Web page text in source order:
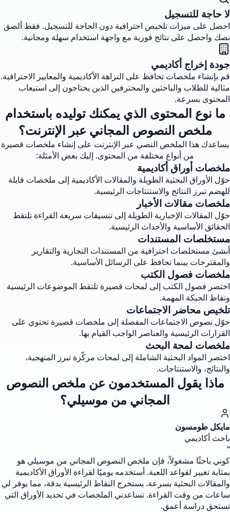
لا حاجة للتسجيل
احصل على ميزات تلخيص احترافية دون الحاجة للتسجيل. فقط ألصق
نصك واحصل على نتائج فورية مع واجهة استخدام سهلة ومجانية.
جودة إخراج أكاديمي
قم بإنشاء ملخصات تحافظ على النزاهة الأكاديمية والمعايير الاحترافية.
مثالية للطلاب والباحثين والمحترفين الذين يحتاجون إلى استيعاب
المحتوى بسرعة.
ما نوع المحتوى الذي يمكنك توليده باستخدام
ملخص النصوص المجاني عبر الإنترنت؟
يساعدك هذا الملخص النصي عبر الإنترنت على إنشاء ملخصات قصيرة
من أنواع مختلفة من المحتوى. إليك بعض الأمثلة:
ملخصات أوراق أكاديمية
حوّل الأوراق البحثية الطويلة والمقالات الأكاديمية إلى ملخصات قابلة
للهضم تبرز النتائج والاستنتاجات الرئيسية.
ملخصات مقالات الأخبار
حوّل المقالات الإخبارية الطويلة إلى تنسيقات سريعة القراءة تلتقط
الحقائق الأساسية والأحداث الرئيسية.
مستخلصات المستندات
أنشئ مستخلصات احترافية من المستندات التجارية والتقارير
والمقترحات بينما تحافظ على الرسائل الأساسية.
ملخصات فصول الكتب
اختصر فصول الكتب إلى لمحات قصيرة تلتقط الموضوعات الرئيسية
ونقاط الحبكة المهمة.
تلخيص محاضر الاجتماعات
حوّل نصوص الاجتماعات المفصلة إلى ملخصات قصيرة تحتوي على
القرارات الرئيسية والعناصر الواجب القيام بها.
ملخصات لمحة البحث
اختصر المواد البحثية الشاملة إلى لمحات مركّزة تبرز المنهجية،
والنتائج، والاستنتاجات.
ماذا يقول المستخدمون عن ملخص النصوص
المجاني من موسيلي؟
مايكل طومسون
باحث أكاديمي
“
كوني باحثًا مشغولاً، فإن ملخص النصوص المجاني من موسيلي هو
بمثابة تغيير لقواعد اللعبة. أستخدمه يوميًا لقراءة الأوراق الأكاديمية
والمقالات البحثية بسرعة. يستخرج النقاط الرئيسية بدقة، مما يوفر لي
ساعات من وقت القراءة. تساعدني الملخصات في تحديد الأوراق التي
تستحق دراسة أعمق.